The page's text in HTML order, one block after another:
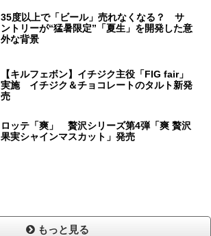
35度以上で「ビール」売れなくなる？ サ
ントリーが“猛暑限定”「夏生」を開発した意
外な背景
【キルフェボン】イチジク主役「FIG fair」
実施 イチジク＆チョコレートのタルト新発
売
ロッテ「爽」 贅沢シリーズ第4弾「爽 贅沢
果実シャインマスカット」発売
もっと見る